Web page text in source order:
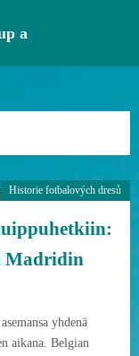
a
Madridin
yhdenä
aikana. Belgian
Historie fotbalových dresů